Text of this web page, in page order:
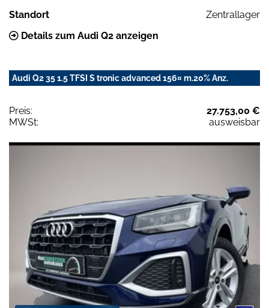
Standort
Zentrallager
Details zum Audi Q2 anzeigen
Audi Q2 35 1.5 TFSI S tronic advanced 156¤ m.20% Anz.
Preis:
27.753,00 €
MWSt:
ausweisbar